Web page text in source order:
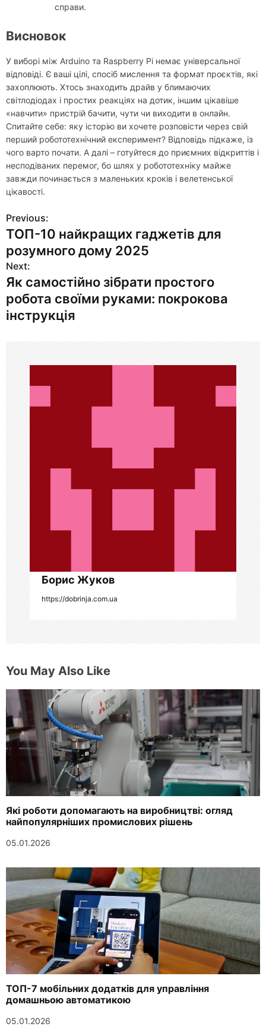
справи.
Висновок
У виборі між Arduino та Raspberry Pi немає універсальної
відповіді. Є ваші цілі, спосіб мислення та формат проєктів, які
захоплюють. Хтось знаходить драйв у блимаючих
світлодіодах і простих реакціях на дотик, іншим цікавіше
«навчити» пристрій бачити, чути чи виходити в онлайн.
Спитайте себе: яку історію ви хочете розповісти через свій
перший робототехнічний експеримент? Відповідь підкаже, із
чого варто почати. А далі – готуйтеся до приємних відкриттів і
несподіваних перемог, бо шлях у робототехніку майже
завжди починається з маленьких кроків і велетенської
цікавості.
Н
а
в
и
г
ц
и
я
п
о
з
а
п
и
с
я
м
Previous:
ТОП-10 найкращих гаджетів для
розумного дому 2025
Next:
Як самостійно зібрати простого
робота своїми руками: покрокова
інструкція
Борис Жуков
https://dobrinja.com.ua
You May Also Like
Які роботи допомагають на виробництві: огляд
найпопулярніших промислових рішень
05.01.2026
ТОП-7 мобільних додатків для управління
домашньою автоматикою
05.01.2026